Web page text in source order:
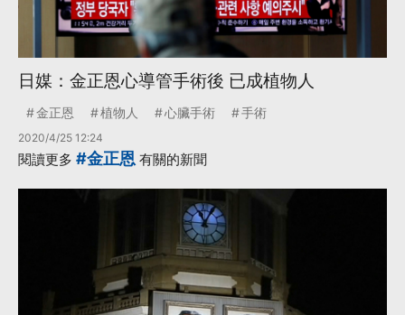
日媒：金正恩心導管手術後 已成植物人
金正恩 植物人 心臟手術 手術
2020/4/25 12:24
閱讀更多 #金正恩 有關的新聞